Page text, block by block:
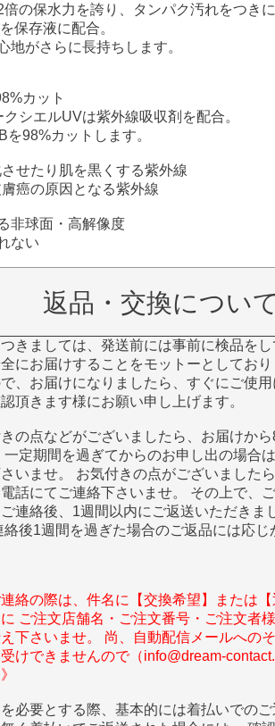
倍の保水力を誇り、タンパク汚れをつき
保存液に配合。
地がさらに長持ちします。
カット
シエルUVは紫外線吸収剤を配合。
を98%カットします。
せたり肌を黒くする紫外線
癌の原因となる紫外線
非球面・高解像度
ない
返品・交換につい
きましては、発送前には事前に検品を
にお届けすることをモットーとしてお
、お届けになりましたら、すぐにご使
頂きます様にお願い申し上げます。
の点などがございましたら、お届けか
一定期間を過ぎてからのお申し出の場合
いませ。 お気付きの点がございました
話にてご連絡下さいませ。 その上で、
連絡後、1週間以内にご返送いただきま
絡後1週間を過ぎた場合のご返品には応
連絡の際は、件名に【交換希望】または
ご注文店舗名・ご注文番号・ご注文者
下さいませ。 尚、自動配信メールへの
けできませんので（info@dream-
必要とする際、基本的には着払いでの